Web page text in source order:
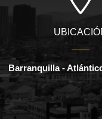
Barranquilla -